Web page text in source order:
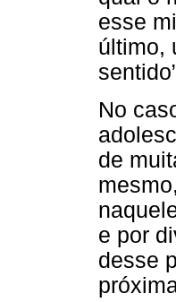
esse
último,
No
de
e por
desse